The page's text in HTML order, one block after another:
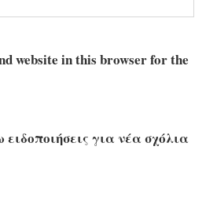
website in this browser for the
για νέα σχόλια